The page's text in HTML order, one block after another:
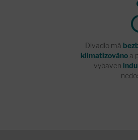
Divadlo má
klimatizovánoa
vybaven